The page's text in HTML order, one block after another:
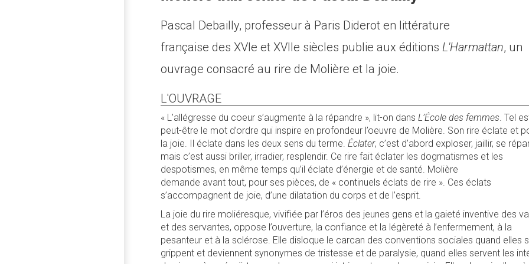
Pascal Debailly, professeur à Paris Diderot en littérature
française des XVIe et XVIIe siècles publie aux éditions L'Harmattan, un
ouvrage consacré au rire de Molière et la joie.
L'OUVRAGE
« L’allégresse du coeur s’augmente à la répandre », lit-on dansL’École des femmes . Tel
peut-être le mot d’ordre qui inspire en profondeur l’oeuvre de Molière. Son rire éclate et
la joie. Il éclate dans les deux sens du terme.Éclater, c’est d’abord exploser, jaillir, se
mais c’est aussi briller, irradier, resplendir. Ce rire fait éclater les dogmatismes et les
despotismes, en même temps qu’il éclate d’énergie et de santé. Molière
demande avant tout, pour ses pièces, de « continuels éclats de rire ». Ces éclats
s’accompagnent de joie, d’une dilatation du corps et de l’esprit.
La joie du rire moliéresque, vivifiée par l’éros des jeunes gens et la gaieté inventive des
et des servantes, oppose l’ouverture, la confiance et la légèreté à l’enfermement, à la
pesanteur et à la sclérose. Elle disloque le carcan des conventions sociales quand elles
grippent et deviennent synonymes de tristesse et de paralysie, quand elles servent les